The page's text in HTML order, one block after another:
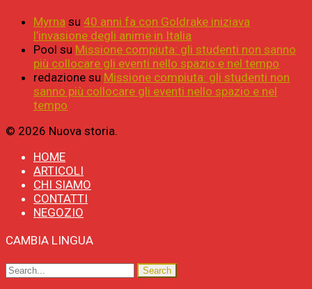
Myrna su 40 anni fa con Goldrake iniziava
l’invasione degli anime in Italia
Pool su Missione compiuta: gli studenti non sanno
più collocare gli eventi nello spazio e nel tempo
redazione su Missione compiuta: gli studenti non
sanno più collocare gli eventi nello spazio e nel
tempo
© 2026 Nuova storia.
HOME
ARTICOLI
CHI SIAMO
CONTATTI
NEGOZIO
CAMBIA LINGUA